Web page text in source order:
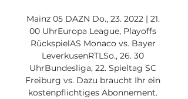
Mainz 05 DAZN Do., 23. 2022 | 21.
00 UhrEuropa League, Playoffs
RückspielAS Monaco vs. Bayer
LeverkusenRTLSo., 26. 30
UhrBundesliga, 22. Spieltag SC
Freiburg vs. Dazu braucht Ihr ein
kostenpflichtiges Abonnement.